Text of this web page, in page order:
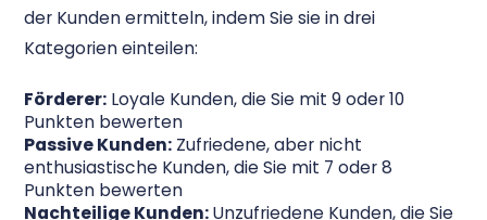
der Kunden ermitteln, indem Sie sie in drei
Kategorien einteilen:
Förderer: Loyale Kunden, die Sie mit 9 oder 10
Punkten bewerten
Passive Kunden: Zufriedene, aber nicht
enthusiastische Kunden, die Sie mit 7 oder 8
Punkten bewerten
Nachteilige Kunden:Unzufriedene Kunden, die Sie